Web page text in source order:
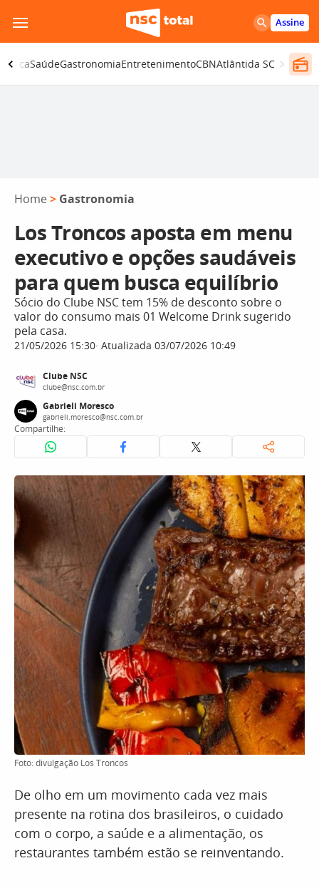
para
o
conteúdo
Assine
SaúdeGastronomiaEntretenimentoCBNAtlântida SC
Home > Gastronomia
Los Troncos aposta em menu
executivo e opções saudáveis
para quem busca equilíbrio
Sócio do Clube NSC tem 15% de desconto sobre o
valor do consumo mais 01 Welcome Drink sugerido
pela casa.
21/05/2026 15:30 Atualizada 03/07/2026 10:49
Clube NSC
clube@nsc.com.br
Gabrieli Moresco
gabrieli.moresco@nsc.com.br
Compartilhe:
Foto: divulgação Los Troncos
De olho em um movimento cada vez mais
presente na rotina dos brasileiros, o cuidado
com o corpo, a saúde e a alimentação, os
restaurantes também estão se reinventando.